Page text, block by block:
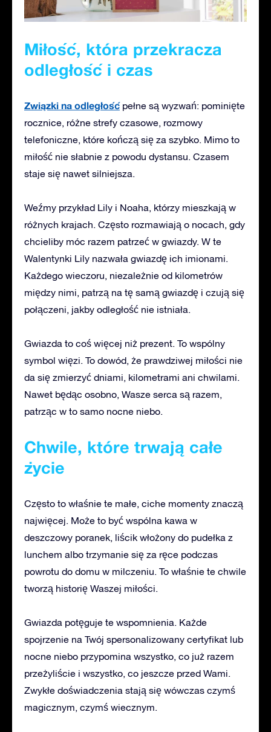
Miłość, która przekracza
odległość i czas
Związki na odległośćpełne są wyzwań: pominięte
rocznice, różne strefy czasowe, rozmowy
telefoniczne, które kończą się za szybko. Mimo to
miłość nie słabnie z powodu dystansu. Czasem
staje się nawet silniejsza.
Weźmy przykład Lily i Noaha, którzy mieszkają w
różnych krajach. Często rozmawiają o nocach, gdy
chcieliby móc razem patrzeć w gwiazdy. W te
Walentynki Lily nazwała gwiazdę ich imionami.
Każdego wieczoru, niezależnie od kilometrów
między nimi, patrzą na tę samą gwiazdę i czują się
połączeni, jakby odległość nie istniała.
Gwiazda to coś więcej niż prezent. To wspólny
symbol więzi. To dowód, że prawdziwej miłości nie
da się zmierzyć dniami, kilometrami ani chwilami.
Nawet będąc osobno, Wasze serca są razem,
patrząc w to samo nocne niebo.
Chwile, które trwają całe
życie
Często to właśnie te małe, ciche momenty znaczą
najwięcej. Może to być wspólna kawa w
deszczowy poranek, liścik włożony do pudełka z
lunchem albo trzymanie się za ręce podczas
powrotu do domu w milczeniu. To właśnie te chwile
tworzą historię Waszej miłości.
Gwiazda potęguje te wspomnienia. Każde
spojrzenie na Twój spersonalizowany certyfikat lub
nocne niebo przypomina wszystko, co już razem
przeżyliście i wszystko, co jeszcze przed Wami.
Zwykłe doświadczenia stają się wówczas czymś
magicznym, czymś wiecznym.